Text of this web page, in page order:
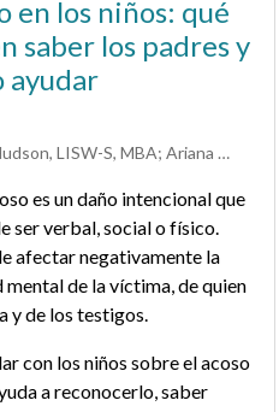
en los niños: qué
saber los padres y
ayudar
Nakeia Hudson, LISW-S, MBA; Ariana Hoet, PhD
es un daño intencional que
ser verbal, social o físico.
afectar negativamente la
mental de la víctima, de quien
y de los testigos.
con los niños sobre el acoso
a reconocerlo, saber